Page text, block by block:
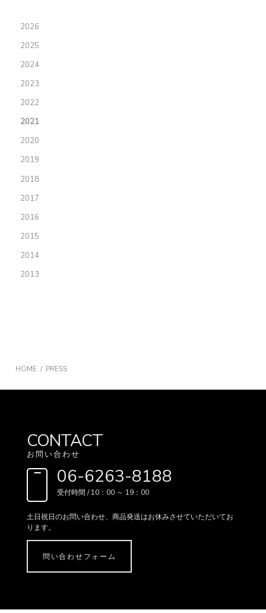
2026
2025
2024
2023
2022
2021
2020
2019
2018
2017
2016
2015
2014
2013
HOME PRESS
CONTACT
お問い合わせ
06-6263-8188
受付時間 / 10：00 ～ 19：00
土日祝日のお問い合わせ、 商品発送はお休みさせていただいてお
ります。
問い合わせフォーム